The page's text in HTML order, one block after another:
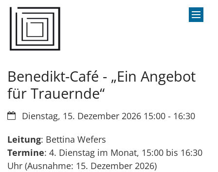
Zum Inhalt springen
Benedikt-Café - „Ein Angebot
für Trauernde“
Datum:Dienstag, 15. Dezember 2026 15:00 - 16:30
Leitung: Bettina Wefers
Termine: 4. Dienstag im Monat, 15:00 bis 16:30
Uhr (Ausnahme: 15. Dezember 2026)